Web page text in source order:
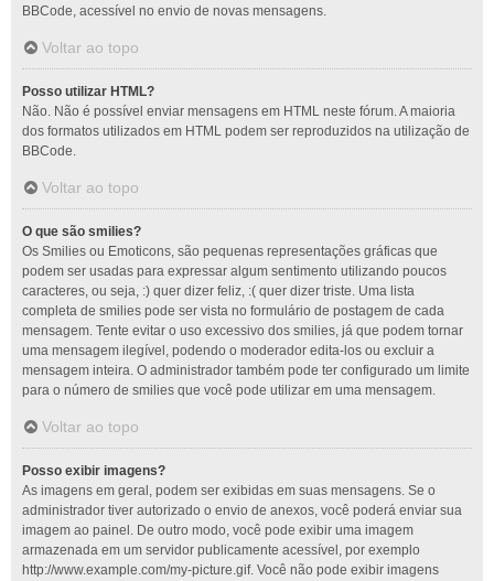
BBCode, acessível no envio de novas mensagens.
Voltar ao topo
Posso utilizar HTML?
Não. Não é possível enviar mensagens em HTML neste fórum. A maioria
dos formatos utilizados em HTML podem ser reproduzidos na utilização de
BBCode.
Voltar ao topo
O que são smilies?
Os Smilies ou Emoticons, são pequenas representações gráficas que
podem ser usadas para expressar algum sentimento utilizando poucos
caracteres, ou seja, :) quer dizer feliz, :( quer dizer triste. Uma lista
completa de smilies pode ser vista no formulário de postagem de cada
mensagem. Tente evitar o uso excessivo dos smilies, já que podem tornar
uma mensagem ilegível, podendo o moderador edita-los ou excluir a
mensagem inteira. O administrador também pode ter configurado um limite
para o número de smilies que você pode utilizar em uma mensagem.
Voltar ao topo
Posso exibir imagens?
As imagens em geral, podem ser exibidas em suas mensagens. Se o
administrador tiver autorizado o envio de anexos, você poderá enviar sua
imagem ao painel. De outro modo, você pode exibir uma imagem
armazenada em um servidor publicamente acessível, por exemplo
http://www.example.com/my-picture.gif. Você não pode exibir imagens